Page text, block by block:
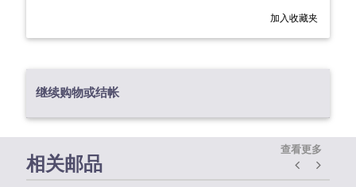
加入收藏夹
继续购物或结帐
相关邮品
查看更多